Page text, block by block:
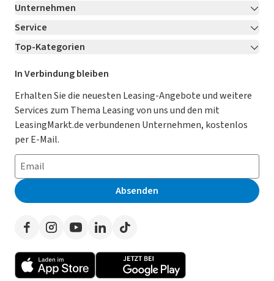
Unternehmen
Über LeasingMarkt.de
Karriere Jetzt bewerben!
Für Händler
Kooperation mit AutoScout24
AGB
Datenschutz
Impressum
Erklärung zur Barrierefreiheit
Presse
Service
Kontakt
Ratgeber
Magazin
Datenschutz-Einstellungen
So funktioniert’s
Häufig gestellte Fragen
Leasing-Lexikon
Auto-Tests
Werben auf LeasingMarkt.de
Top-Kategorien
Leasing Deals
Gebrauchtwagen Leasing
Leasing ohne Anzahlung
E-Auto Leasing
Privatleasing
Leasing-Vergleiche
Herstellerverzeichnis
Händlerverzeichnis
In Verbindung bleiben
Erhalten Sie die neuesten Leasing-Angebote und weitere
Services zum Thema Leasing von uns und den mit
LeasingMarkt.de verbundenen Unternehmen, kostenlos
per E-Mail.
Absenden